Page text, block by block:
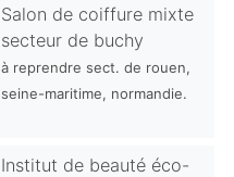
Salon de coiffure mixte
secteur de buchy
à reprendre sect. de rouen,
seine-maritime, normandie.
Institut de beauté éco-